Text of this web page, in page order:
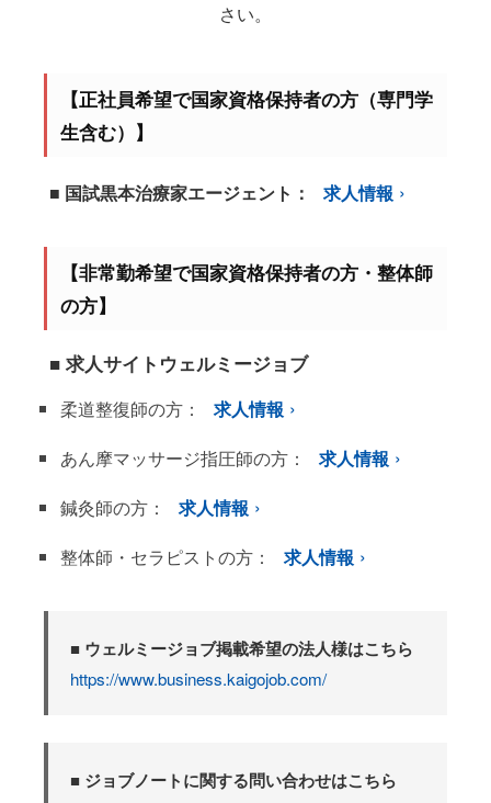
さい。
【正社員希望で国家資格保持者の方（専門学
生含む）】
■ 国試黒本治療家エージェント： 求人情報
【非常勤希望で国家資格保持者の方・整体師
の方】
■ 求人サイトウェルミージョブ
柔道整復師の方：
求人情報
あん摩マッサージ指圧師の方：
求人情報
鍼灸師の方：
求人情報
整体師・セラピストの方：
求人情報
■ ウェルミージョブ掲載希望の法人様はこちら
https://www.business.kaigojob.com/
■ ジョブノートに関する問い合わせはこちら